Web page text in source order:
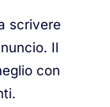
scrivere
Il
con